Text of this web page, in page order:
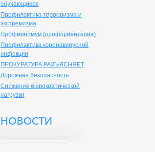
обучающихся
Профилактика терроризма и
экстремизма
Профминимум (профориентация)
Профилактика коронавирусной
инфекции
ПРОКУРАТУРА РАЗЪЯСНЯЕТ
Дорожная безопасность
Снижение бюрократической
нагрузки
НОВОСТИ